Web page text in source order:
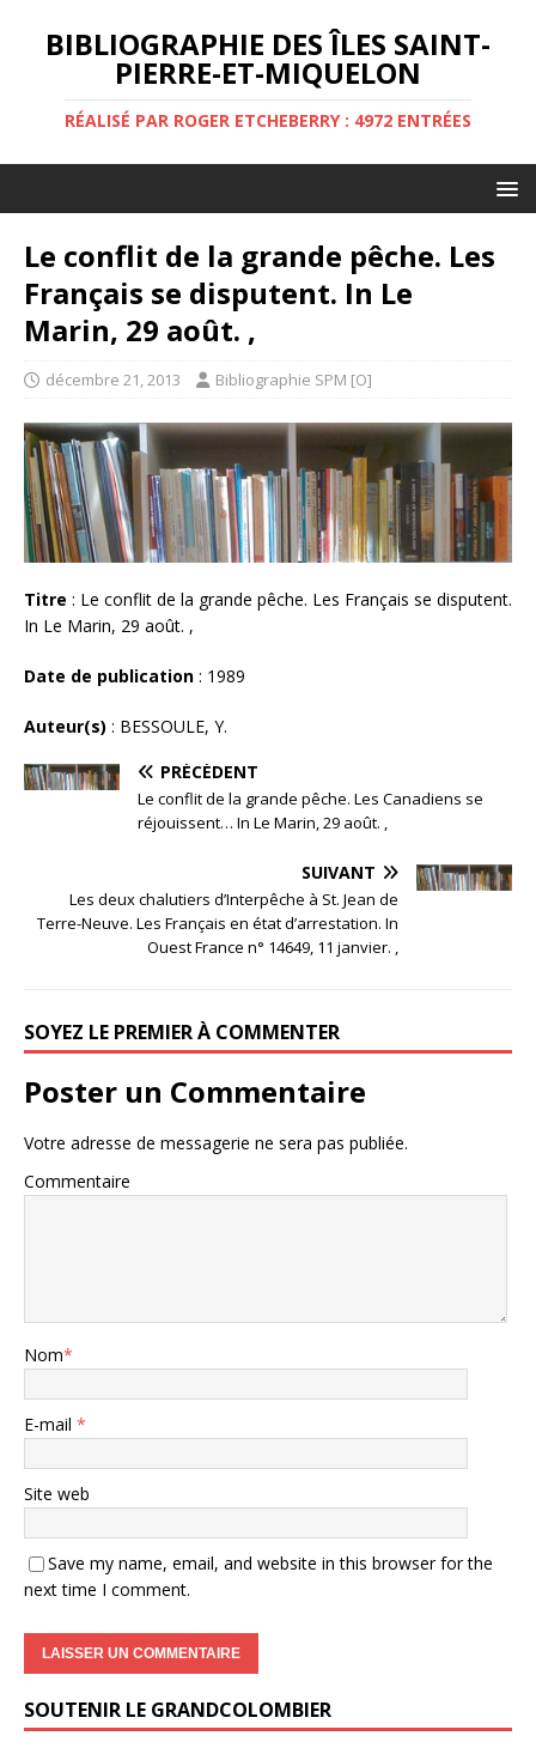
BIBLIOGRAPHIE DES ÎLES SAINT-
PIERRE-ET-MIQUELON
RÉALISÉ PAR ROGER ETCHEBERRY : 4972 ENTRÉES
Le conflit de la grande pêche. Les
Français se disputent. In Le
Marin, 29 août. ,
décembre 21, 2013 Bibliographie SPM [O]
Titre : Le conflit de la grande pêche. Les Français se disputent.
In Le Marin, 29 août. ,
Date de publication : 1989
Auteur(s) : BESSOULE, Y.
PRÉCÉDENT
Le conflit de la grande pêche. Les Canadiens se
réjouissent… In Le Marin, 29 août. ,
SUIVANT
Les deux chalutiers d’Interpêche à St. Jean de
Terre-Neuve. Les Français en état d’arrestation. In
Ouest France n° 14649, 11 janvier. ,
SOYEZ LE PREMIER À COMMENTER
Poster un Commentaire
Votre adresse de messagerie ne sera pas publiée.
Commentaire
Nom*
E-mail *
Site web
Save my name, email, and website in this browser for the
next time I comment.
SOUTENIR LE GRANDCOLOMBIER